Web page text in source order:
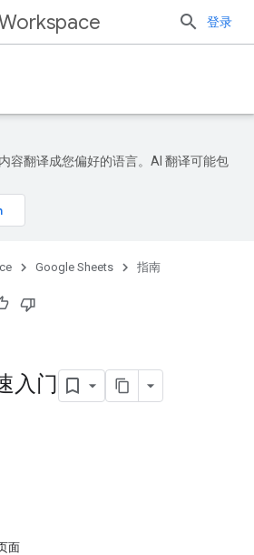
登录
容翻译成您偏好的语言。AI 翻译可能包
Google Sheets 指南
入门
面